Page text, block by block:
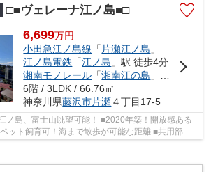
□■ヴェレーナ江ノ島■□
6,699万円
小田急江ノ島線 「 片瀬江ノ島 」駅 徒歩9分
江ノ島電鉄 「江ノ島 」駅 徒歩4分
湘南モノレール 「湘南江の島 」駅 徒歩4分
6階 / 3LDK / 66.76㎡
神奈川県藤沢市片瀬４丁目17-5
ノ島、富士山眺望可能！ ■2020年築！開放感ある
ット飼育可！海まで散歩が可能な距離 ■共用部に
外シャワー、ペット足洗い...